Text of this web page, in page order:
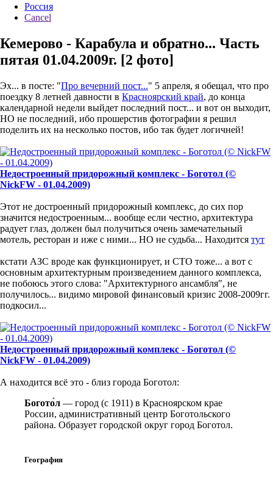
Россия
Cancel
Кемерово - Карабула и обратно... Часть
пятая 01.04.2009г. [2 фото]
Эх... в посте: "Про вечерний пост..." 5 апреля, я обещал, что про
поездку 8 летней давности в Красноярский край, до конца
календарной недели выйдет последний пост... и вот он выходит,
НО не последний, ибо прошерстив фотографии я решил
поделить их на несколько постов, ибо так будет логичней!
Недостроенный придорожный комплекс - Боготол (©
NickFW - 01.04.2009)
Этот не достроенный придорожный комплекс, до сих пор
значится недостроенным... вообще если честно, архитектура
радует глаз, должен был получиться очень замечательный
мотель, ресторан и иже с ними... НО не судьба... Находится тут
кстати АЗС вроде как функционирует, и СТО тоже... а вот с
основным архитектурным произведением данного комплекса,
не побоюсь этого слова: "Архитектурного ансамбля", не
получилось... видимо мировой финансовый кризис 2008-2009гг.
подкосил...
Недостроенный придорожный комплекс - Боготол (©
NickFW - 01.04.2009)
А находится всё это - близ города Боготол:
Богото́л — город (с 1911) в Красноярском крае
России, административный центр Боготольского
района. Образует городской округ город Боготол.
География